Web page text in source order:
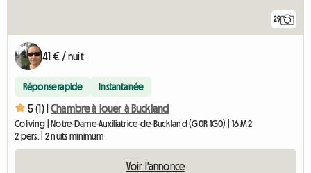
29
41 € / nuit
Réponse rapide Instantanée
5 (1) | Chambre à louer à Buckland
Coliving | Notre-Dame-Auxiliatrice-de-Buckland (G0R 1G0) | 16 M2
2 pers. | 2 nuits minimum
Voir l'annonce